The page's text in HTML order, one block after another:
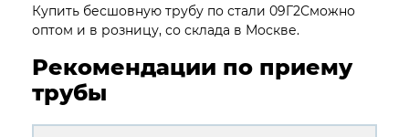
Купить бесшовную трубу по стали 09Г2Сможно
оптом и в розницу, со склада в Москве.
Рекомендации по приему
трубы